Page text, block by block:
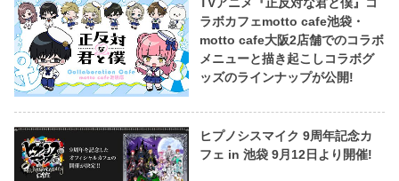
ラボカフェmotto cafe池袋・
motto cafe大阪2店舗でのコラボ
メニューと描き起こしコラボグ
ッズのラインナップが公開!
ヒプノシスマイク 9周年記念カ
フェ in 池袋 9月12日より開催!